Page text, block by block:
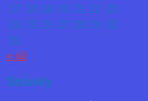
17 18 19 20 21 22 23
24 25 26 27 28 29 30
31
« júl
Stránky